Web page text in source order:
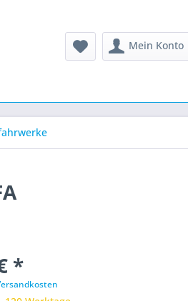
Mein Konto
*